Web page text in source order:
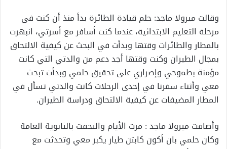
وقالت ميرولا ماجد: حلم قيادة الطائرة بدأ منذ أن كنت في
مرحلة التعليم الابتدائية، عندما كنت أسافر مع أسرتي، انبهرت
بالمطار والطائرات وقتها وبدأت في البحث عن كيفية الالتحاق
بمجال الطيران وكنت وقتها أجد دعم من والدتي التي كانت
مؤمنة بطموحي وإصراري على تحقيق حلمي وبدأت تبحث
معي وأثناء سفرنا في إحدى الرحلات كانت والدتي تسأل في
المطار المضيفات عن كيفية الالتحاق ودراسة الطيران.
وأضافت ميرولا ماجد : مرت الأيام والتحقت بالثانوية العامة
وكان حلمي بان أكون كابتن طيار يكبر معي وتحدثت مع